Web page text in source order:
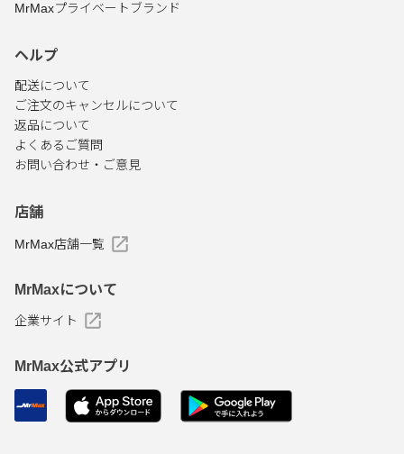
MrMaxプライベートブランド
ヘルプ
配送について
ご注文のキャンセルについて
返品について
よくあるご質問
お問い合わせ・ご意見
店舗
MrMax店舗一覧
MrMaxについて
企業サイト
MrMax公式アプリ